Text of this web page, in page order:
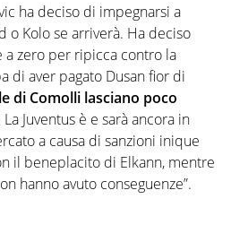
ha deciso di impegnarsi a
o Kolo se arriverà. Ha deciso
zero per ripicca contro la
di aver pagato Dusan fior di
di Comolli lasciano poco
La Juventus è e sarà ancora in
a causa di sanzioni inique
il beneplacito di Elkann, mentre
hanno avuto conseguenze”.